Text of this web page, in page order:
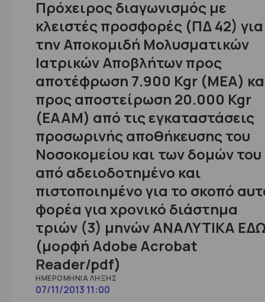
Πρόχειρος διαγωνισμός με
κλειστές προσφορές (ΠΔ 42) για
την Αποκομιδή Μολυσματικών
Ιατρικών Αποβλήτων προς
αποτέφρωση 7.900 Kgr (ΜΕΑ)
προς αποστείρωση 20.000 Kgr
(ΕΑΑΜ) από τις εγκαταστάσεις
προσωρινής αποθήκευσης του
Νοσοκομείου και των δομών του
από αδειοδοτημένο και
πιστοποιημένο για το σκοπό
φορέα για χρονικό διάστημα
τριών (3) μηνών ΑΝΑΛΥΤΙΚΑ
(μορφή Adobe Acrobat
Reader/pdf)
ΗΜΕΡΟΜΗΝΊΑ ΛΉΞΗΣ
07/11/2013 11:00